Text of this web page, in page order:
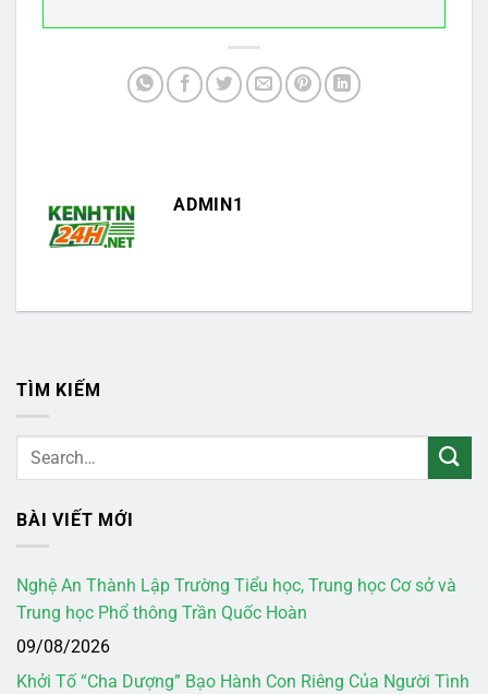
ADMIN1
TÌM KIẾM
BÀI VIẾT MỚI
Nghệ An Thành Lập Trường Tiểu học, Trung học Cơ sở và
Trung học Phổ thông Trần Quốc Hoàn
09/08/2026
Khởi Tố “Cha Dượng” Bạo Hành Con Riêng Của Người Tình